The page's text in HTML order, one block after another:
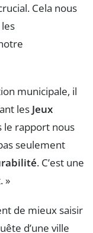
Cela nous
municipale, il
les Jeux
le rapport nous
seulement
. C’est une
»
de mieux saisir
d’une ville